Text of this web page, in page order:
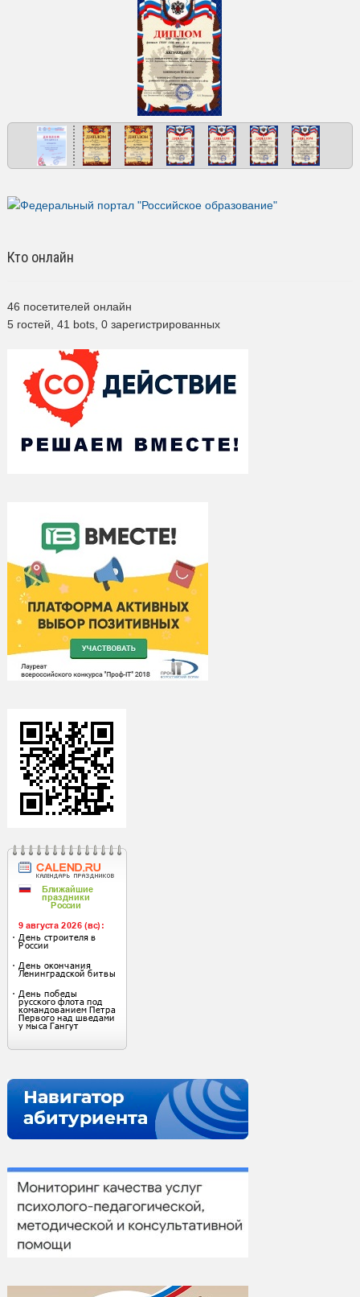
Кто онлайн
46 посетителей онлайн
5 гостей, 41 bots, 0 зарегистрированных